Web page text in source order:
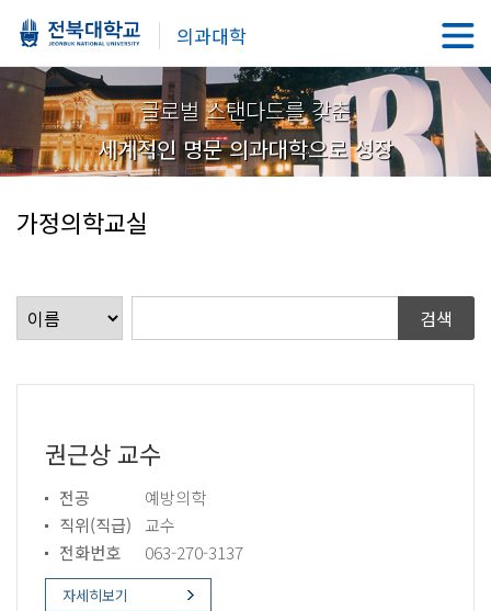
의과대학
글로벌 스탠다드를 갖춘
세계적인 명문 의과대학으로 성장
가정의학교실
권근상 교수
전공
예방의학
직위(직급)
교수
전화번호
063-270-3137
자세히보기